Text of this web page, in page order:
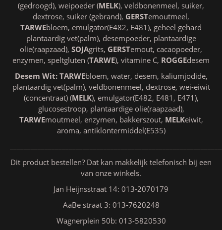
(gedroogd), weipoeder (MELK), veldbonenmeel, suiker,
dextrose, suiker (gebrand), GERSTemoutmeel,
TARWEbloem, emulgator(E482, E481), geheel gehard
plantaardig vet(palm), desempoeder, plantaardige
olie(raapzaad), SOJAgrits, GERSTemout, cacaopoeder,
enzymen, speltgluten (TARWE), vitamine C, ROGGEdesem
Desem Wit: TARWEbloem, water, desem, kaliumjodide,
plantaardig vet(palm), veldbonenmeel, dextrose, wei-eiwit
(concentraat) (MELK), emulgator(E482, E481, E471),
glucosestroop, plantaardige olie(raapzaad),
TARWEmoutmeel, enzymen, bakkerszout, MELKeiwit,
aroma, antiklontermiddel(E535)
Dit product bestellen? Dat kan makkelijk telefonisch bij een
van onze winkels.
Jan Heijnsstraat 14: 013-2070179
AaBe straat 3: 013-7620248
Wagnerplein 50b: 013-5820530